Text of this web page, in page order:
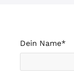
Dein Name*